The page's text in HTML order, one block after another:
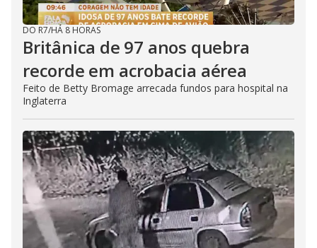
DO R7/HÁ 8 HORAS
Britânica de 97 anos quebra
recorde em acrobacia aérea
Feito de Betty Bromage arrecada fundos para hospital na
Inglaterra